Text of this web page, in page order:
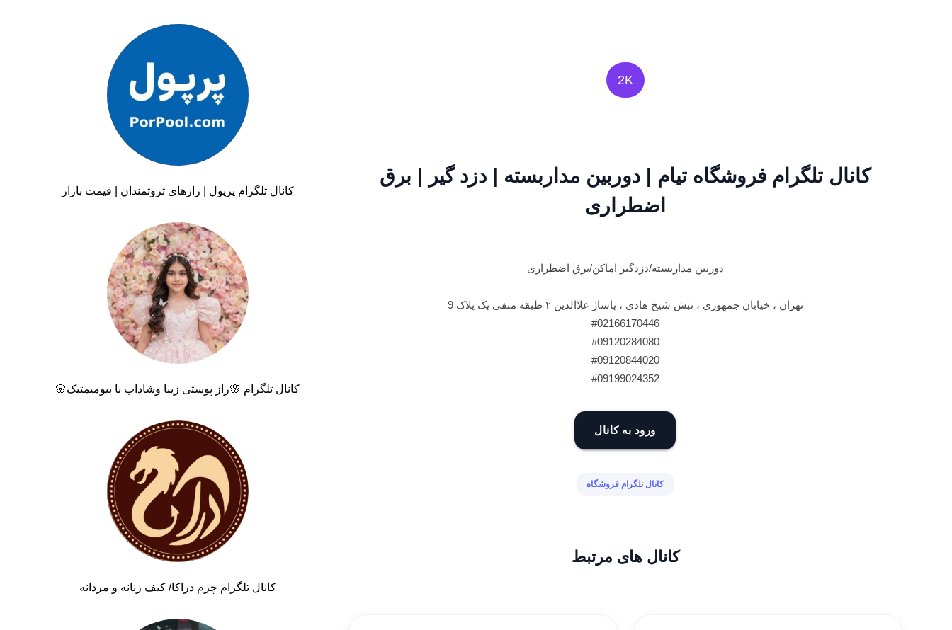
2K
کانال تلگرام فروشگاه تیام | دوربین مداربسته | دزد گیر | برق
اضطراری
دوربین مداربسته/دزدگیر اماکن/برق اضطراری
تهران ، خیابان جمهوری ، نبش شیخ هادی ، پاساژ علاالدین ۲ طبقه منفی یک پلاک 9
#02166170446
#09120284080
#09120844020
#09199024352
ورود به کانال
کانال تلگرام فروشگاه
کانال های مرتبط
کانال تلگرام پرپول | رازهای ثروتمندان | قیمت بازار
کانال تلگرام 🌸راز پوستی زیبا وشاداب با بیومیمتیک🌸
کانال تلگرام چرم دراکا/ کیف زنانه و مردانه